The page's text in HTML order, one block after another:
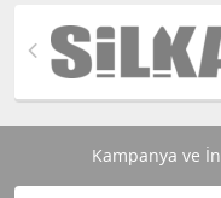
Kampanya ve